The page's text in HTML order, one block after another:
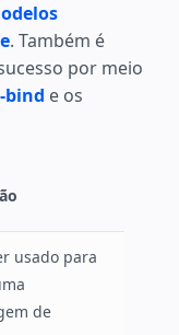
. Também é
por meio
bind e os
usado para
de